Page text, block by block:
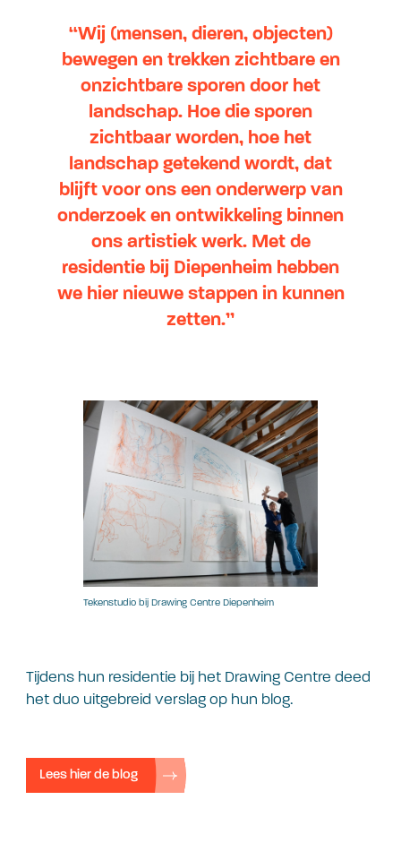
“Wij (mensen, dieren, objecten)
bewegen en trekken zichtbare en
onzichtbare sporen door het
landschap. Hoe die sporen
zichtbaar worden, hoe het
landschap getekend wordt, dat
blijft voor ons een onderwerp van
onderzoek en ontwikkeling binnen
ons artistiek werk. Met de
residentie bij Diepenheim hebben
we hier nieuwe stappen in kunnen
zetten.”
Tekenstudio bij Drawing Centre Diepenheim
Tijdens hun residentie bij het Drawing Centre deed
het duo uitgebreid verslag op hun blog.
Lees hier de blog